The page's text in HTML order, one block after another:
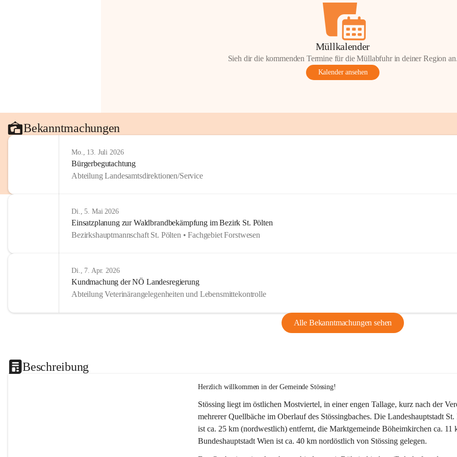
Müllkalender
Sieh dir die kommenden Termine für die Müllabfuhr in deiner Region
Kalender ansehen
Bekanntmachungen
Mo., 13. Juli 2026
Bürgerbegutachtung
Abteilung Landesamtsdirektionen/Service
Di., 5. Mai 2026
Einsatzplanung zur Waldbrandbekämpfung im Bezirk St. Pölten
Bezirkshauptmannschaft St. Pölten • Fachgebiet Forstwesen
Di., 7. Apr. 2026
Kundmachung der NÖ Landesregierung
Abteilung Veterinärangelegenheiten und Lebensmittekontrolle
Alle Bekanntmachungen sehen
Beschreibung
Herzlich willkommen in der Gemeinde Stössing!
Stössing liegt im östlichen Mostviertel, in einer engen Tallage, kurz nach der
mehrerer Quellbäche im Oberlauf des Stössingbaches. Die Landeshauptstadt
ist ca. 25 km (nordwestlich) entfernt, die Marktgemeinde Böheimkirchen ca.
Bundeshauptstadt Wien ist ca. 40 km nordöstlich von Stössing gelegen.